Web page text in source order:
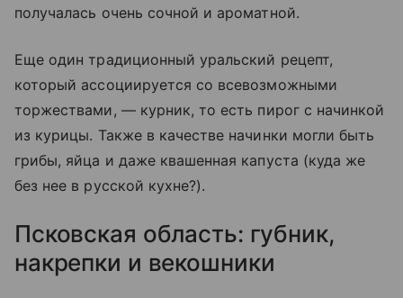
получалась очень сочной и ароматной.
Еще один традиционный уральский рецепт,
который ассоциируется со всевозможными
торжествами, — курник, то есть пирог с начинкой
из курицы. Также в качестве начинки могли быть
грибы, яйца и даже квашенная капуста (куда же
без нее в русской кухне?).
Псковская область: губник,
накрепки и векошники